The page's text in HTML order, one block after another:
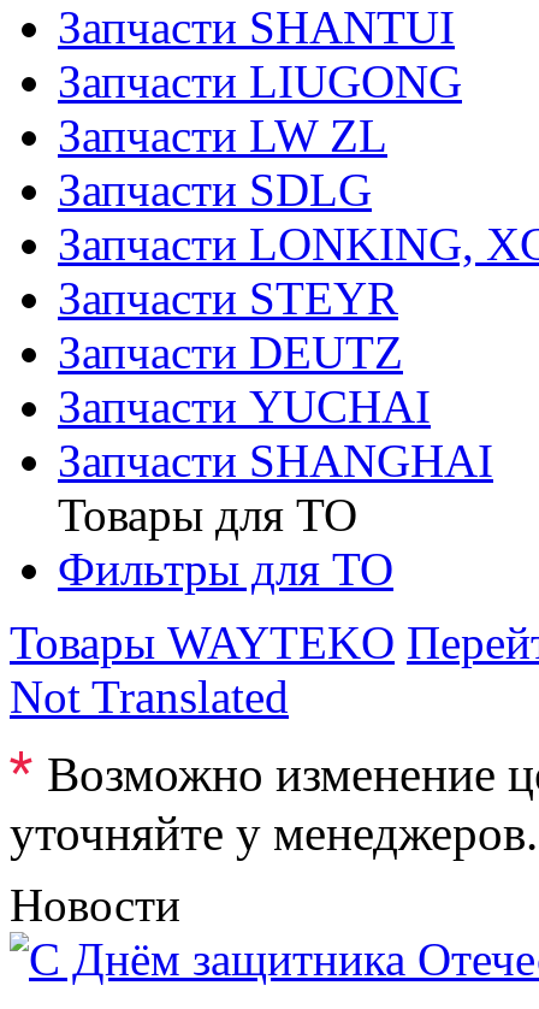
Запчасти SHANTUI
Запчасти LIUGONG
Запчасти LW ZL
Запчасти SDLG
Запчасти LONKING,
Запчасти STEYR
Запчасти DEUTZ
Запчасти YUCHAI
Запчасти SHANGHAI
Товары для ТО
Фильтры для ТО
Товары WAYTEKO
Not Translated
* Возможно изменение
уточняйте у менеджеров.
Новости